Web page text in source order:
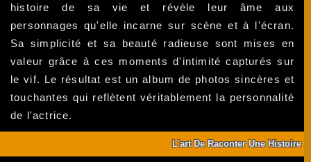
histoire de sa vie et révèle leur âme aux
personnages qu'elle incarne sur scène et à l'écran.
Sa simplicité et sa beauté radieuse sont mises en
valeur grâce à ces moments d'intimité capturés sur
le vif. Le résultat est un album de photos sincères et
touchantes qui reflètent véritablement la personnalité
de l'actrice.
L'art De Raconter Une Histoire